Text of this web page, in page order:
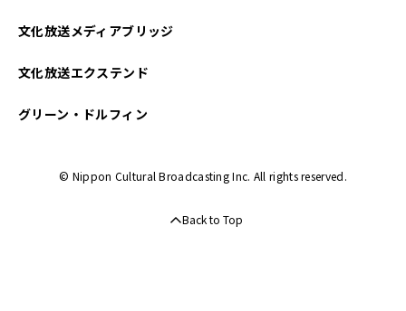
文化放送メディアブリッジ
文化放送エクステンド
グリーン・ドルフィン
© Nippon Cultural Broadcasting Inc. All rights reserved.
Back to Top